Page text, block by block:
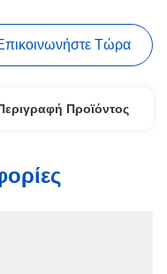
Τώρα
Προϊόντος